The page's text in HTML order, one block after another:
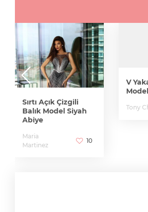
Sırtı Açık Çizgili
Balık Model Siyah
Abiye
Maria
Martinez
10
V
Tony